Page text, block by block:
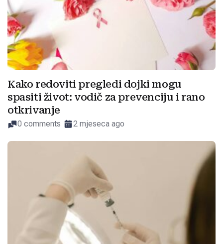
Kako redoviti pregledi dojki mogu
spasiti život: vodič za prevenciju i rano
otkrivanje
0 comments 2 mjeseca ago